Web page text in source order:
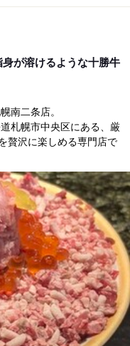
身が溶けるような十勝牛
南二条店。
札幌市中央区にある、厳
贅沢に楽しめる専門店で